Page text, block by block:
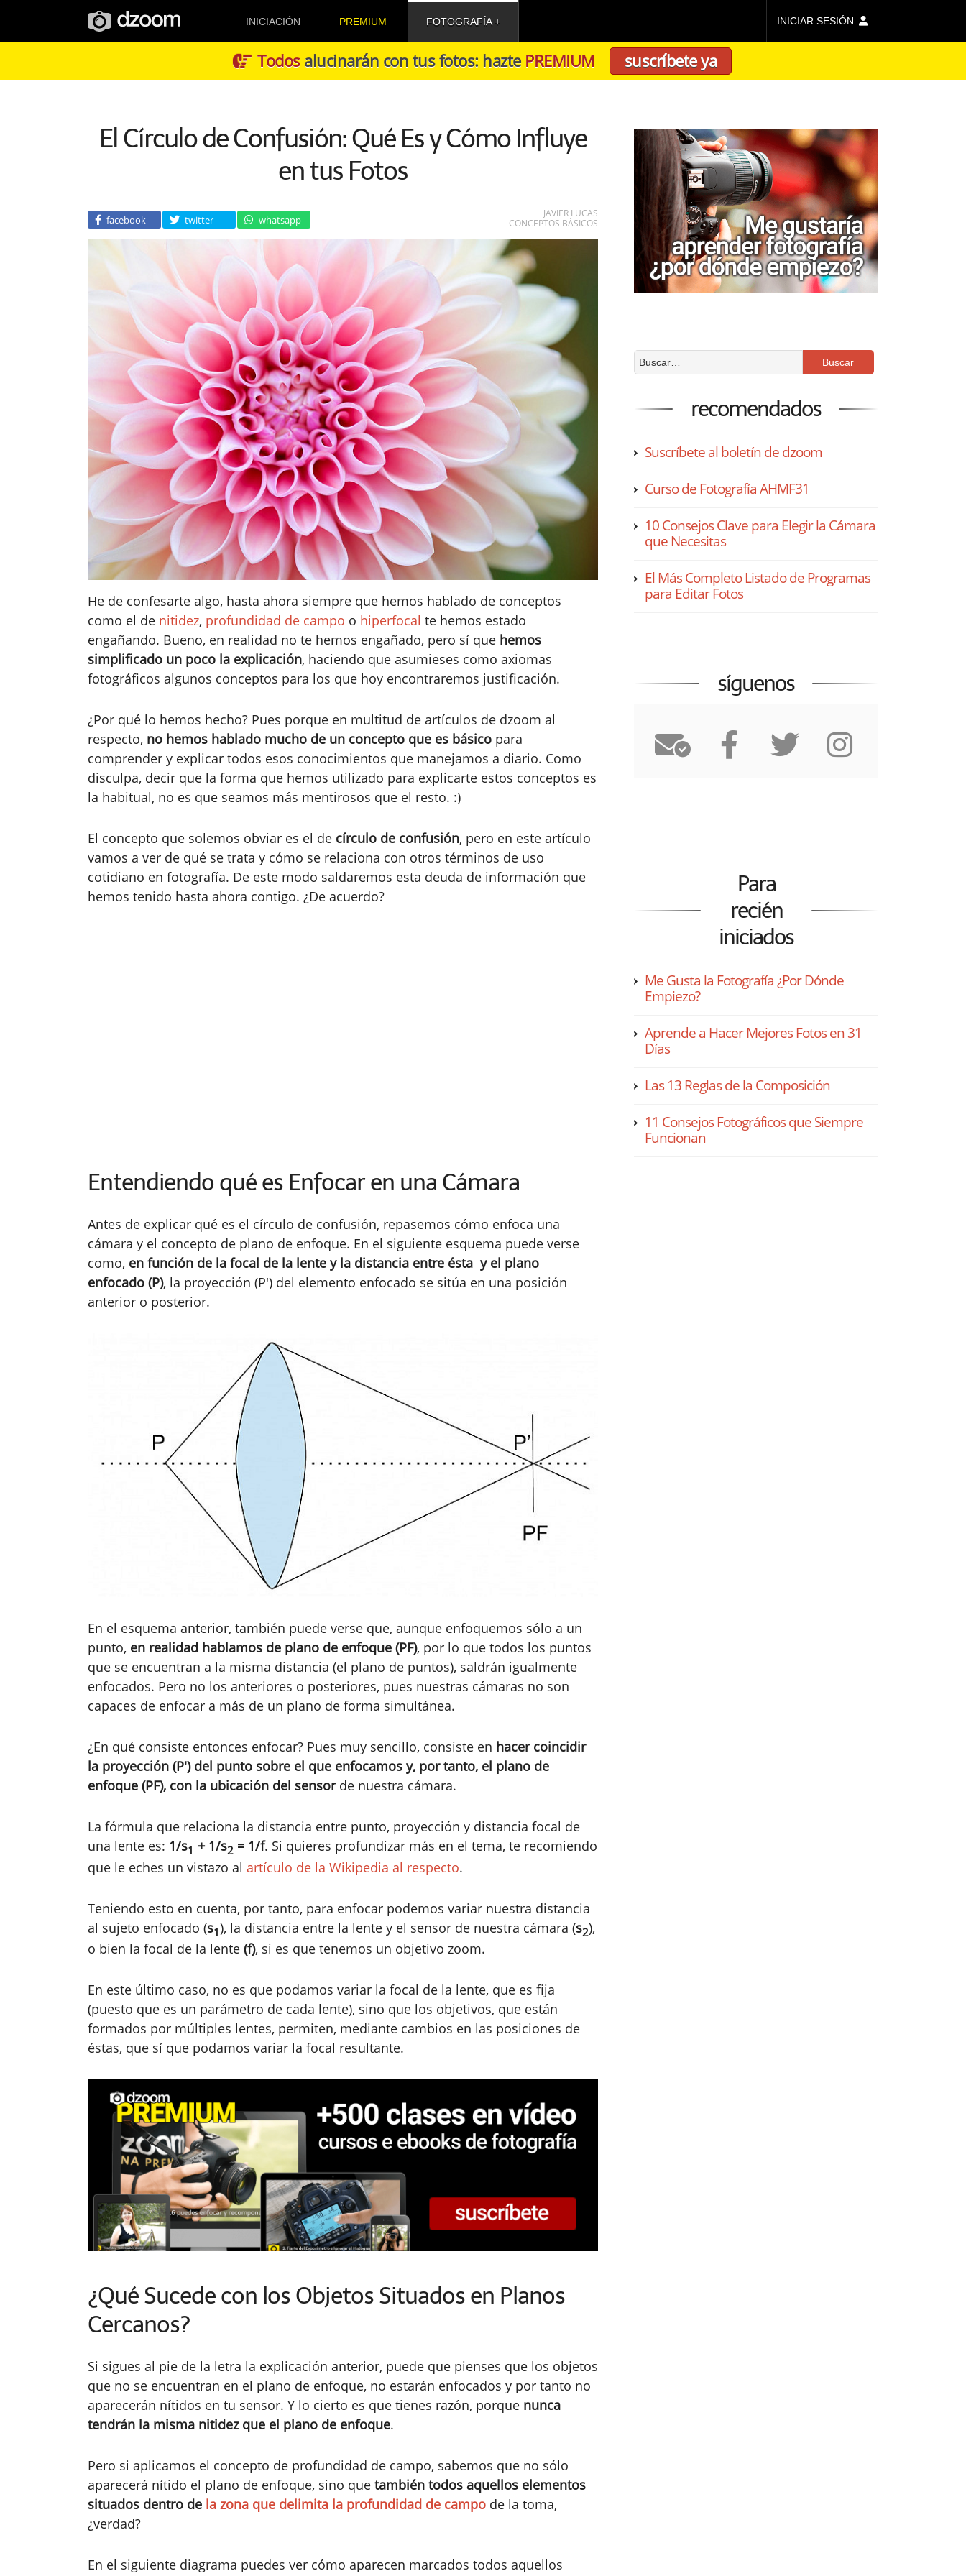
INICIACIÓN PREMIUM FOTOGRAFÍA INICIAR SESIÓN
Todosalucinarán con tus fotos: hazte PREMIUM suscríbete ya
El Círculo de Confusión: Qué Es y Cómo Influye
en tus Fotos
facebook twitter whatsapp
JAVIER LUCAS
CONCEPTOS BÁSICOS
He de confesarte algo, hasta ahora siempre que hemos hablado de conceptos
como el de nitidez, profundidad de campo o hiperfocal te hemos estado
engañando. Bueno, en realidad no te hemos engañado, pero sí que hemos
simplificado un poco la explicación, haciendo que asumieses como axiomas
fotográficos algunos conceptos para los que hoy encontraremos justificación.
¿Por qué lo hemos hecho? Pues porque en multitud de artículos de dzoom al
respecto, no hemos hablado mucho de un concepto que es básico para
comprender y explicar todos esos conocimientos que manejamos a diario. Como
disculpa, decir que la forma que hemos utilizado para explicarte estos conceptos es
la habitual, no es que seamos más mentirosos que el resto. :)
El concepto que solemos obviar es el de círculo de confusión, pero en este artículo
vamos a ver de qué se trata y cómo se relaciona con otros términos de uso
cotidiano en fotografía. De este modo saldaremos esta deuda de información que
hemos tenido hasta ahora contigo. ¿De acuerdo?
Entendiendo qué es Enfocar en una Cámara
Antes de explicar qué es el círculo de confusión, repasemos cómo enfoca una
cámara y el concepto de plano de enfoque. En el siguiente esquema puede verse
como, en función de la focal de la lente y la distancia entre ésta y el plano
enfocado (P), la proyección (P') del elemento enfocado se sitúa en una posición
anterior o posterior.
En el esquema anterior, también puede verse que, aunque enfoquemos sólo a un
punto, en realidad hablamos de plano de enfoque (PF), por lo que todos los puntos
que se encuentran a la misma distancia (el plano de puntos), saldrán igualmente
enfocados. Pero no los anteriores o posteriores, pues nuestras cámaras no son
capaces de enfocar a más de un plano de forma simultánea.
¿En qué consiste entonces enfocar? Pues muy sencillo, consiste en hacer coincidir
la proyección (P') del punto sobre el que enfocamos y, por tanto, el plano de
enfoque (PF), con la ubicación del sensor de nuestra cámara.
La fórmula que relaciona la distancia entre punto, proyección y distancia focal de
una lente es: 1/s1 + 1/s2 = 1/f. Si quieres profundizar más en el tema, te recomiendo
que le eches un vistazo al artículo de la Wikipedia al respecto.
Teniendo esto en cuenta, por tanto, para enfocar podemos variar nuestra distancia
al sujeto enfocado (s1), la distancia entre la lente y el sensor de nuestra cámara (s2),
o bien la focal de la lente (f), si es que tenemos un objetivo zoom.
En este último caso, no es que podamos variar la focal de la lente, que es fija
(puesto que es un parámetro de cada lente), sino que los objetivos, que están
formados por múltiples lentes, permiten, mediante cambios en las posiciones de
éstas, que sí que podamos variar la focal resultante.
¿Qué Sucede con los Objetos Situados en Planos
Cercanos?
Si sigues al pie de la letra la explicación anterior, puede que pienses que los objetos
que no se encuentran en el plano de enfoque, no estarán enfocados y por tanto no
aparecerán nítidos en tu sensor. Y lo cierto es que tienes razón, porque nunca
tendrán la misma nitidez que el plano de enfoque.
Pero si aplicamos el concepto de profundidad de campo, sabemos que no sólo
aparecerá nítido el plano de enfoque, sino que también todos aquellos elementos
situados dentro de la zona que delimita la profundidad de campo de la toma,
¿verdad?
En el siguiente diagrama puedes ver cómo aparecen marcados todos aquellos
recomendados
Suscríbete al boletín de dzoom
Curso de Fotografía AHMF31
10 Consejos Clave para Elegir la Cámara
que Necesitas
El Más Completo Listado de Programas
para Editar Fotos
síguenos
Para
recién
iniciados
Me Gusta la Fotografía ¿Por Dónde
Empiezo?
Aprende a Hacer Mejores Fotos en 31
Días
Las 13 Reglas de la Composición
11 Consejos Fotográficos que Siempre
Funcionan